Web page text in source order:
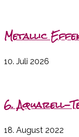
Metallic
10. Juli 2026
6. Aquarell-
18. August 2022